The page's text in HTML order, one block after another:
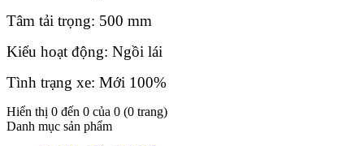
Tâm tải trọng: 500 mm
Kiểu hoạt động: Ngồi lái
Tình trạng xe: Mới 100%
Hiển thị 0 đến 0 của 0 (0 trang)
Danh mục sản phẩm